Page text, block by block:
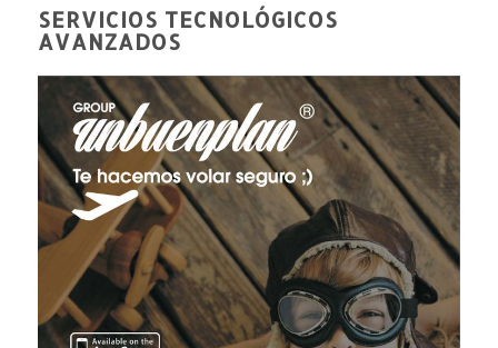
SERVICIOS TECNOLÓGICOS
AVANZADOS